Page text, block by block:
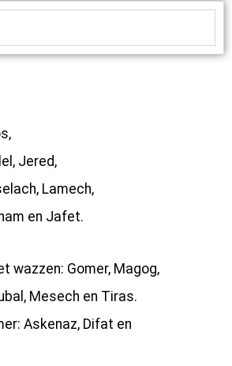
Jered,
Lamech,
en Jafet.
wazzen: Gomer, Magog,
Mesech en Tiras.
Askenaz, Difat en